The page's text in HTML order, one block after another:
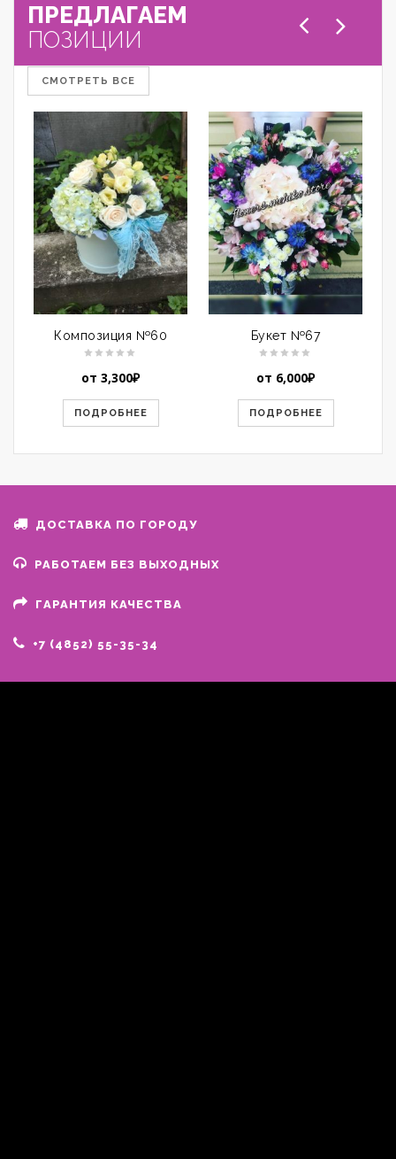
ПРЕДЛАГАЕМ
ПОЗИЦИИ
СМОТРЕТЬ ВСЕ
Композиция №60
от 3,300₽
ПОДРОБНЕЕ
Букет №67
от 6,000₽
ПОДРОБНЕЕ
ДОСТАВКА ПО ГОРОДУ
РАБОТАЕМ БЕЗ ВЫХОДНЫХ
ГАРАНТИЯ КАЧЕСТВА
+7 (4852) 55-35-34